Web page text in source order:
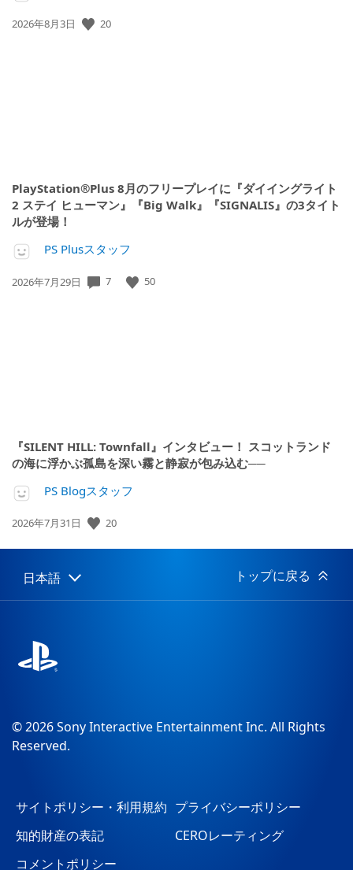
公
2026年8月3日 20
PlayStation®Plus 8月のフリープレイに『ダイイングライト
2 ステイ ヒューマン』『Big Walk』『SIGNALIS』の3タイト
ルが登場！
PS Plusスタッフ
公
2026年7月29日 7 50
『SILENT HILL: Townfall』インタビュー！ スコットランド
の海に浮かぶ孤島を深い霧と静寂が包み込む──
PS Blogスタッフ
公
日:
2026年7月31日 20
Select
a
Current
region:
日本語 トップに戻る
© 2026 Sony Interactive Entertainment Inc. All Rights
Reserved.
サイトポリシー・利用規約 プライバシーポリシー
知的財産の表記
CEROレーティング
コメントポリシー